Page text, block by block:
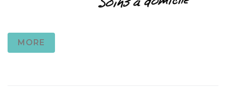
MORE